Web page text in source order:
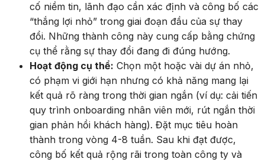
cố niềm tin, lãnh đạo cần xác định và công bố các
“thắng lợi nhỏ” trong giai đoạn đầu của sự thay
đổi. Những thành công này cung cấp bằng chứng
cụ thể rằng sự thay đổi đang đi đúng hướng.
Hoạt động cụ thể: Chọn một hoặc vài dự án nhỏ,
có phạm vi giới hạn nhưng có khả năng mang lại
kết quả rõ ràng trong thời gian ngắn (ví dụ: cải tiến
quy trình onboarding nhân viên mới, rút ngắn thời
gian phản hồi khách hàng). Đặt mục tiêu hoàn
thành trong vòng 4-8 tuần. Sau khi đạt được,
công bố kết quả rộng rãi trong toàn công ty và